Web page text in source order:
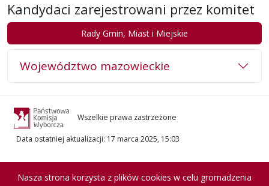
Kandydaci zarejestrowani przez komitet
Rady Gmin, Miast i Miejskie
Województwo mazowieckie
Wszelkie prawa zastrzeżone
Data ostatniej aktualizacji: 17 marca 2025, 15:03
Nasza strona korzysta z plików cookies w celu gromadzenia